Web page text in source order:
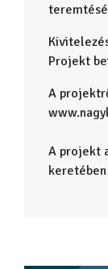
Projekt
A
A projekt